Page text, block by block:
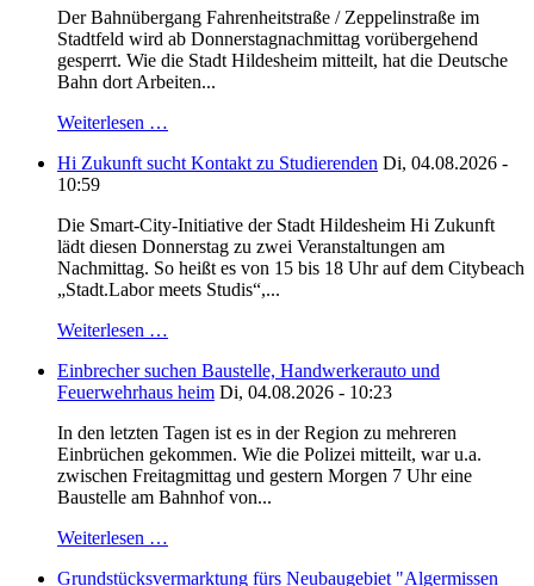
Der Bahnübergang Fahrenheitstraße / Zeppelinstraße im
Stadtfeld wird ab Donnerstagnachmittag vorübergehend
gesperrt. Wie die Stadt Hildesheim mitteilt, hat die Deutsche
Bahn dort Arbeiten...
Weiterlesen …
Hi Zukunft sucht Kontakt zu Studierenden Di, 04.08.2026 -
10:59
Die Smart-City-Initiative der Stadt Hildesheim Hi Zukunft
lädt diesen Donnerstag zu zwei Veranstaltungen am
Nachmittag. So heißt es von 15 bis 18 Uhr auf dem Citybeach
„Stadt.Labor meets Studis“,...
Weiterlesen …
Einbrecher suchen Baustelle, Handwerkerauto und
Feuerwehrhaus heim Di, 04.08.2026 - 10:23
In den letzten Tagen ist es in der Region zu mehreren
Einbrüchen gekommen. Wie die Polizei mitteilt, war u.a.
zwischen Freitagmittag und gestern Morgen 7 Uhr eine
Baustelle am Bahnhof von...
Weiterlesen …
Grundstücksvermarktung fürs Neubaugebiet "Algermissen